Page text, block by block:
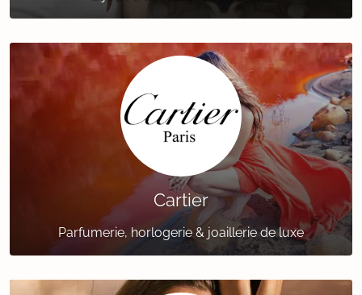
Cartier
Parfumerie, horlogerie & joaillerie de luxe